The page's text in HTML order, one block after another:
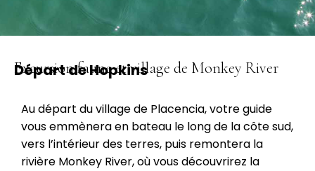
Excursion faune et village de Monkey River
Départ de Hopkins
Au départ du village de Placencia, votre guide
vous emmènera en bateau le long de la côte sud,
vers l’intérieur des terres, puis remontera la
rivière Monkey River, où vous découvrirez la